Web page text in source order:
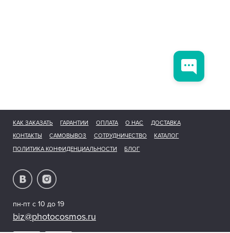
КАК ЗАКАЗАТЬ ГАРАНТИИ ОПЛАТА О НАС
ДОСТАВКА
КОНТАКТЫ
САМОВЫВОЗ СОТРУДНИЧЕСТВО
КАТАЛОГ
ПОЛИТИКА КОНФИДЕНЦИАЛЬНОСТИ
БЛОГ
пн-пт с 10 до 19
biz@photocosmos.ru